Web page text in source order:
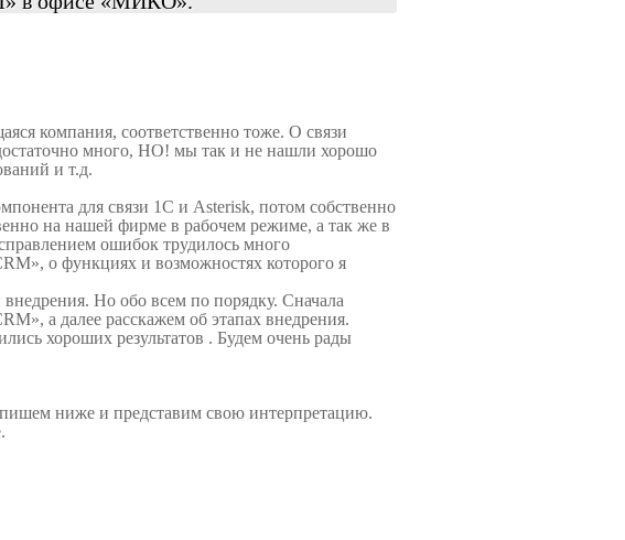
компания, соответственно тоже. О связи
много, НО! мы так и не нашли хорошо
и т.д.
для связи 1С и Asterisk, потом собственно
на нашей фирме в рабочем режиме, а так же в
ошибок трудилось много
о функциях и возможностях которого я
Но обо всем по порядку. Сначала
а далее расскажем об этапах внедрения.
хороших результатов . Будем очень рады
ниже и представим свою интерпретацию.